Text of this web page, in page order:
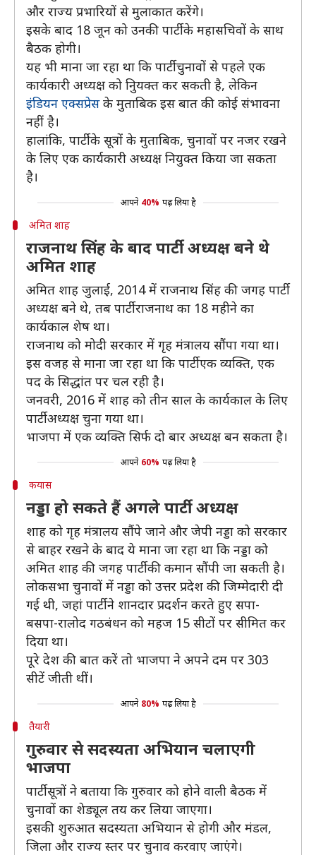
और राज्य प्रभारियों से मुलाकात करेंगे।
इसके बाद 18 जून को उनकी पार्टी के महासचिवों के साथ
बैठक होगी।
यह भी माना जा रहा था कि पार्टी चुनावों से पहले एक
कार्यकारी अध्यक्ष को निुयक्त कर सकती है, लेकिन
इंडियन एक्सप्रेसके मुताबिक इस बात की कोई संभावना
नहीं है।
हालांकि, पार्टी के सूत्रों के मुताबिक, चुनावों पर नजर रखने
के लिए एक कार्यकारी अध्यक्ष नियुक्त किया जा सकता
है।
आपने 40% पढ़ लिया है
अमित शाह
राजनाथ सिंह के बाद पार्टी अध्यक्ष बने थे
अमित शाह
अमित शाह जुलाई, 2014 में राजनाथ सिंह की जगह पार्टी
अध्यक्ष बने थे, तब पार्टी राजनाथ का 18 महीने का
कार्यकाल शेष था।
राजनाथ को मोदी सरकार में गृह मंत्रालय सौंपा गया था।
इस वजह से माना जा रहा था कि पार्टी एक व्यक्ति, एक
पद के सिद्धांत पर चल रही है।
जनवरी, 2016 में शाह को तीन साल के कार्यकाल के लिए
पार्टी अध्यक्ष चुना गया था।
भाजपा में एक व्यक्ति सिर्फ दो बार अध्यक्ष बन सकता है।
आपने 60% पढ़ लिया है
कयास
नड्डा हो सकते हैं अगले पार्टी अध्यक्ष
शाह को गृह मंत्रालय सौंपे जाने और जेपी नड्डा को सरकार
से बाहर रखने के बाद ये माना जा रहा था कि नड्डा को
अमित शाह की जगह पार्टी की कमान सौंपी जा सकती है।
लोकसभा चुनावों में नड्डा को उत्तर प्रदेश की जिम्मेदारी दी
गई थी, जहां पार्टी ने शानदार प्रदर्शन करते हुए सपा-
बसपा-रालोद गठबंधन को महज 15 सीटों पर सीमित कर
दिया था।
पूरे देश की बात करें तो भाजपा ने अपने दम पर 303
सीटें जीती थीं।
आपने 80% पढ़ लिया है
तैयारी
गुरुवार से सदस्यता अभियान चलाएगी
भाजपा
पार्टी सूत्रों ने बताया कि गुरुवार को होने वाली बैठक में
चुनावों का शेड्यूल तय कर लिया जाएगा।
इसकी शुरुआत सदस्यता अभियान से होगी और मंडल,
जिला और राज्य स्तर पर चुनाव करवाए जाएंगे।